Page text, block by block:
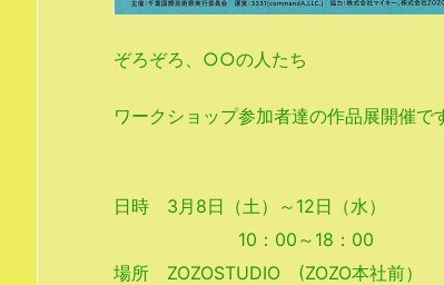
ぞろぞろ、○○の人たち
ワークショップ参加者達の作品展開催で
日時 3月8日（土）～12日（水）
10：00～18：00
場所 ZOZOSTUDIO (ZOZO本社前）